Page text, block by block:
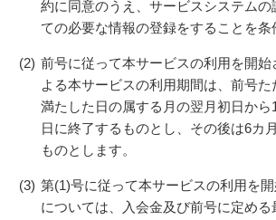
約に同意のうえ、サービスシステム
ての必要な情報の登録をすることを条
(2) 前号に従って本サービスの利用を開始
よる本サービスの利用期間は、前号
満たした日の属する月の翌月初日から
日に終了するものとし、その後は6カ
ものとします。
(3) 第(1)号に従って本サービスの利用を
については、入会金及び前号に定め